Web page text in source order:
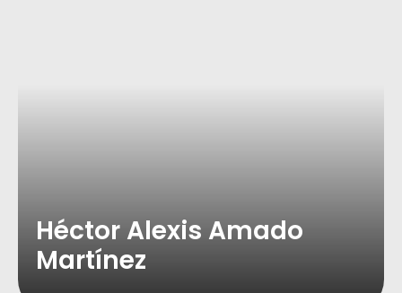
Héctor Alexis Amado
Martínez